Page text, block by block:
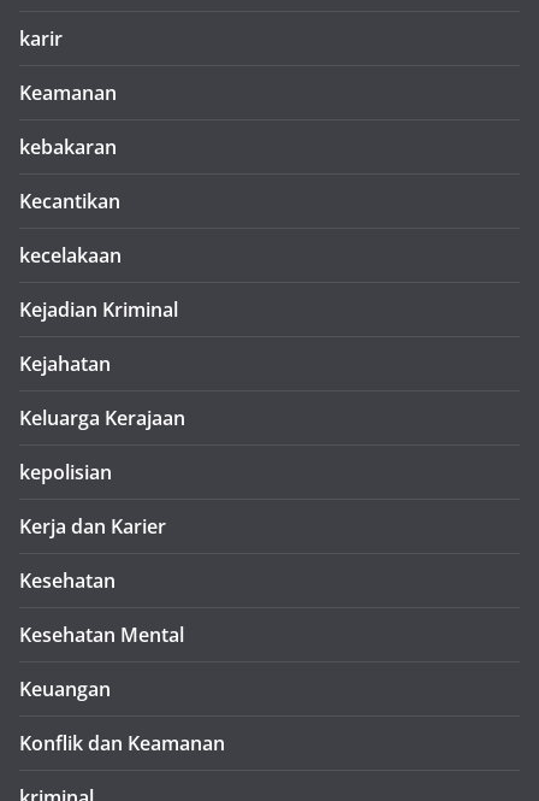
karir
Keamanan
kebakaran
Kecantikan
kecelakaan
Kejadian Kriminal
Kejahatan
Keluarga Kerajaan
kepolisian
Kerja dan Karier
Kesehatan
Kesehatan Mental
Keuangan
Konflik dan Keamanan